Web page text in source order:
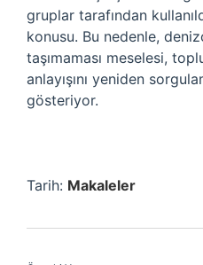
gruplar tarafından
konusu. Bu nedenle,
taşımaması meselesi,
anlayışını yeniden
gösteriyor.
Tarih: Makaleler